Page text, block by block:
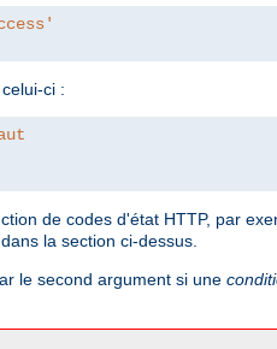
ci :
de codes d'état HTTP, par
la section ci-dessus.
le second argument si une